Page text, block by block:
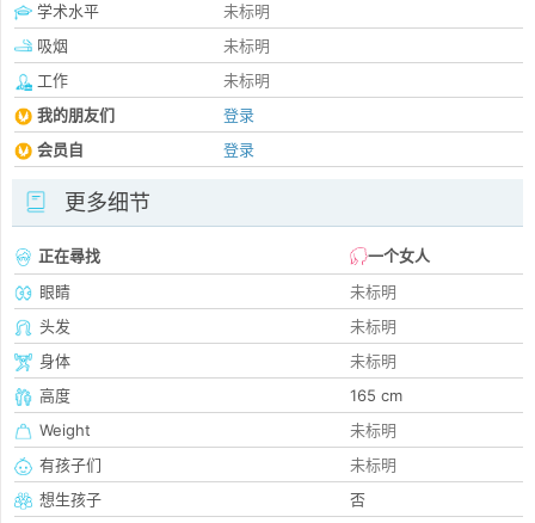
学术水平
未标明
吸烟
未标明
工作
未标明
我的朋友们
登录
会员自
登录
更多细节
正在尋找
一个女人
眼睛
未标明
头发
未标明
身体
未标明
高度
165 cm
Weight
未标明
有孩子们
未标明
想生孩子
否